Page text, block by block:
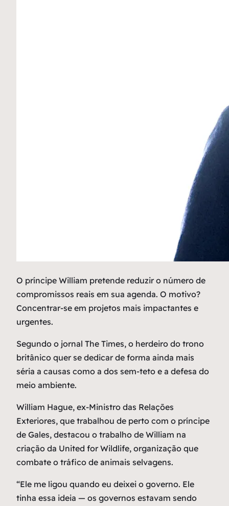
O príncipe William pretende reduzir o número de
compromissos reais em sua agenda. O motivo?
Concentrar-se em projetos mais impactantes e
urgentes.
Segundo o jornal The Times, o herdeiro do trono
britânico quer se dedicar de forma ainda mais
séria a causas como a dos sem-teto e a defesa do
meio ambiente.
William Hague, ex-Ministro das Relações
Exteriores, que trabalhou de perto com o príncipe
de Gales, destacou o trabalho de William na
criação da United for Wildlife, organização que
combate o tráfico de animais selvagens.
“Ele me ligou quando eu deixei o governo. Ele
tinha essa ideia — os governos estavam sendo